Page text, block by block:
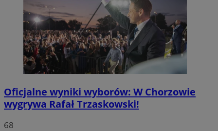
Oficjalne wyniki wyborów: W Chorzowie
wygrywa Rafał Trzaskowski!
68